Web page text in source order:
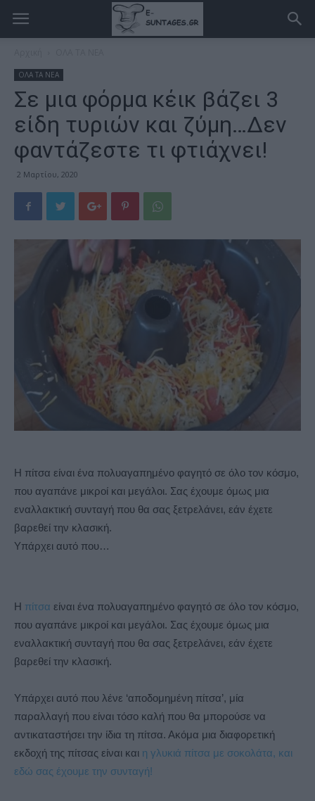
ΟΛΑ ΤΑ ΝΕΑ
Σε μια φόρμα κέικ βάζει 3
είδη τυριών και ζύμη…Δεν
φαντάζεστε τι φτιάχνει!
2 Μαρτίου, 2020
Η πίτσα είναι ένα πολυαγαπημένο φαγητό σε όλο τον κόσμο,
που αγαπάνε μικροί και μεγάλοι. Σας έχουμε όμως μια
εναλλακτική συνταγή που θα σας ξετρελάνει, εάν έχετε
βαρεθεί την κλασική.
Υπάρχει αυτό που…
Η πίτσα είναι ένα πολυαγαπημένο φαγητό σε όλο τον κόσμο,
που αγαπάνε μικροί και μεγάλοι. Σας έχουμε όμως μια
εναλλακτική συνταγή που θα σας ξετρελάνει, εάν έχετε
βαρεθεί την κλασική.
Υπάρχει αυτό που λένε ‘αποδομημένη πίτσα’, μία
παραλλαγή που είναι τόσο καλή που θα μπορούσε να
αντικαταστήσει την ίδια τη πίτσα. Ακόμα μια διαφορετική
εκδοχή της πίτσας είναι και η γλυκιά πίτσα με σοκολάτα, και
εδώ σας έχουμε την συνταγή!